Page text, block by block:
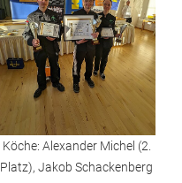
Köche: Alexander Michel (2.
Platz), Jakob Schackenberg